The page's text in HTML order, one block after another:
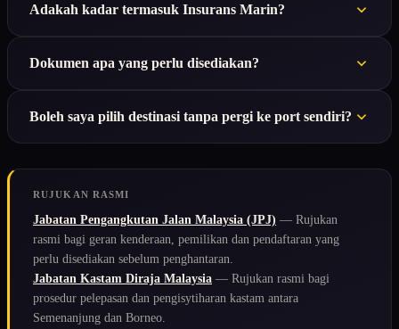
Adakah kadar termasuk Insurans Marin?
Dokumen apa yang perlu disediakan?
Boleh saya pilih destinasi tanpa pergi ke port sendiri?
RUJUKAN RASMI
Jabatan Pengangkutan Jalan Malaysia (JPJ) — Rujukan
rasmi bagi geran kenderaan, pemilikan dan pendaftaran yang
perlu disediakan sebelum penghantaran.
Jabatan Kastam Diraja Malaysia — Rujukan rasmi bagi
prosedur pelepasan dan pengisytiharan kastam antara
Semenanjung dan Borneo.